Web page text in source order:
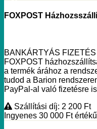
FOXPOST
BANKÁRTYÁS
FOXPOST
a termék árához a
tudod a Barion
PayPal-al való fizetésre
Szállítási díj: 2 200 Ft
Ingyenes 30 000 Ft